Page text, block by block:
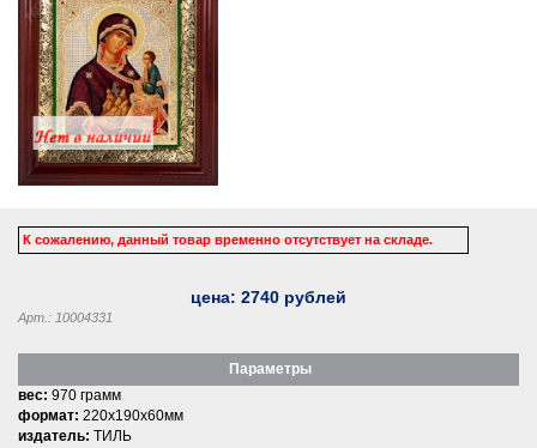
К сожалению, данный товар временно отсутствует на складе.
цена: 2740 рублей
Арт.: 10004331
Параметры
вес: 970 грамм
формат: 220x190x60мм
издатель: ТИЛЬ